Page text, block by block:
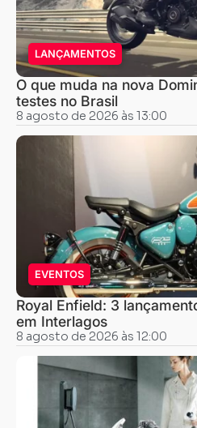
LANÇAMENTOS
O que muda na nova
testes no Brasil
8 agosto de 2026 às 13:00
EVENTOS
Royal Enfield: 3
em Interlagos
8 agosto de 2026 às 12:00